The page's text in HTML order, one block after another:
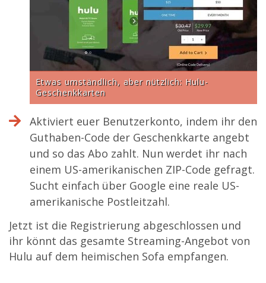
Etwas umständlich, aber nützlich: Hulu-
Geschenkkarten
Aktiviert euer Benutzerkonto, indem ihr den
Guthaben-Code der Geschenkkarte angebt
und so das Abo zahlt. Nun werdet ihr nach
einem US-amerikanischen ZIP-Code gefragt.
Sucht einfach über Google eine reale US-
amerikanische Postleitzahl.
Jetzt ist die Registrierung abgeschlossen und
ihr könnt das gesamte Streaming-Angebot von
Hulu auf dem heimischen Sofa empfangen.